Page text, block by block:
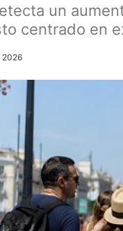
un
centrado en
2026